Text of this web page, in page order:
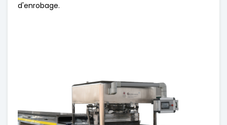
d'enrobage.